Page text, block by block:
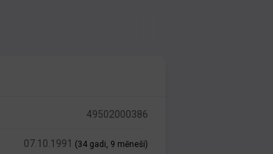
49502000386
07.10.1991 (34 gadi, 9 mēneši)